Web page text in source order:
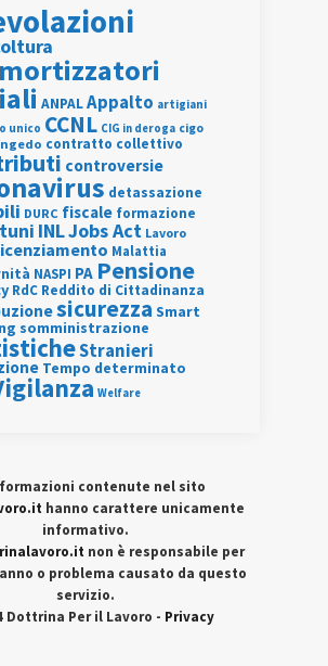
ANPALAppalto artigiani
unico CCNL CIG in deroga cigo
contratto collettivo
controversie
detassazione
DURC fiscale formazione
INLJobs Act Lavoro
Malattia
NASPI PA Pensione
RdC Reddito di Cittadinanza
sicurezza Smart
somministrazione
Stranieri
Tempo determinato
Welfare
contenute nel sito
hanno carattere unicamente
informativo.
non è responsabile per
o problema causato da questo
servizio.
Dottrina Per il Lavoro - Privacy